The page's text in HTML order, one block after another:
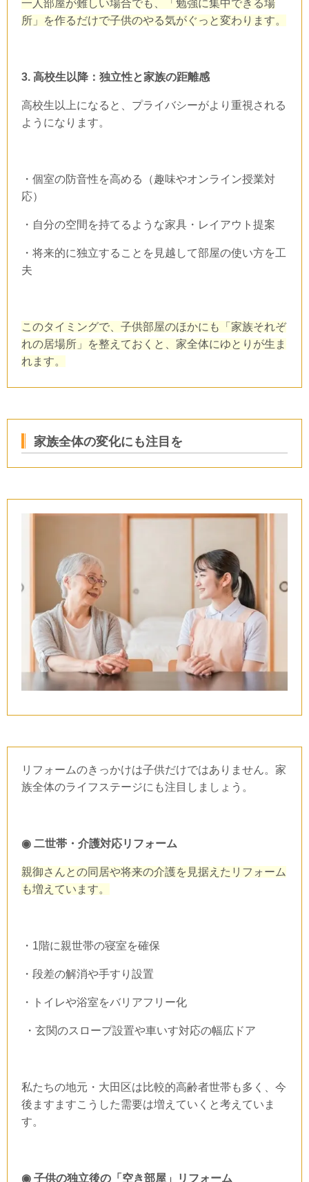
一人部屋が難しい場合でも、「勉強に集中できる場
所」を作るだけで子供のやる気がぐっと変わります。
3. 高校生以降：独立性と家族の距離感
高校生以上になると、プライバシーがより重視される
ようになります。
・個室の防音性を高める（趣味やオンライン授業対
応）
・自分の空間を持てるような家具・レイアウト提案
・将来的に独立することを見越して部屋の使い方を工
夫
このタイミングで、子供部屋のほかにも「家族それぞ
れの居場所」を整えておくと、家全体にゆとりが生ま
れます。
家族全体の変化にも注目を
リフォームのきっかけは子供だけではありません。家
族全体のライフステージにも注目しましょう。
◉ 二世帯・介護対応リフォーム
親御さんとの同居や将来の介護を見据えたリフォーム
も増えています。
・ 1階に親世帯の寝室を確保
・段差の解消や手すり設置
・トイレや浴室をバリアフリー化
・玄関のスロープ設置や車いす対応の幅広ドア
私たちの地元・大田区は比較的高齢者世帯も多く、今
後ますますこうした需要は増えていくと考えていま
す。
◉ 子供の独立後の「空き部屋」リフォーム